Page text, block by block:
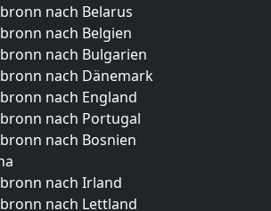
nach Belarus
nach Belgien
nach Bulgarien
nach Dänemark
nach England
nach Portugal
nach Bosnien
nach Irland
nach Lettland